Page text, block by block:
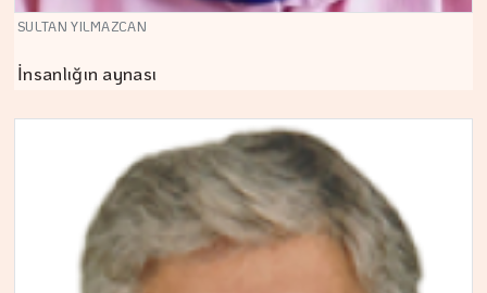
SULTAN YILMAZCAN
İnsanlığın aynası